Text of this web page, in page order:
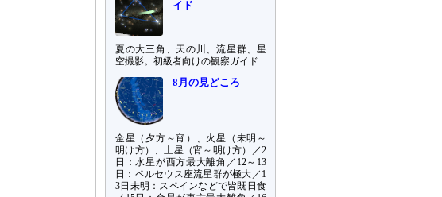
イド
夏の大三角、天の川、流星群、星
空撮影。初級者向けの観察ガイド
8月の見どころ
金星（夕方～宵）、火星（未明～
明け方）、土星（宵～明け方）／2
日：水星が西方最大離角／12～13
日：ペルセウス座流星群が極大／1
3日未明：スペインなどで皆既日食